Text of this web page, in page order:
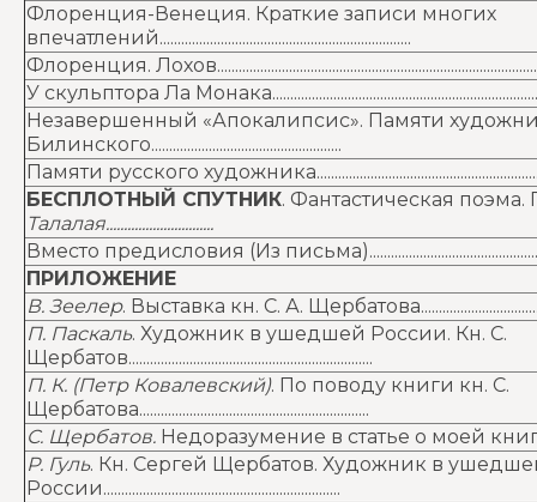
Флоренция-Венеция. Краткие записи многих
впечатлений......................................................................
Флоренция.
У скульптора Ла
Незавершенный «Апокалипсис». Памяти
Билинского.....................................................
Памяти русского
БЕСПЛОТНЫЙ СПУТНИК. Фантастическая
Талалая..............................
Вместо предисловия (Из
ПРИЛОЖЕНИЕ
В. Зеелер. Выставка кн. С. А.
П. Паскаль. Художник в ушедшей России. Кн. С.
Щербатов....................................................................
П. К. (Петр Ковалевский). По поводу книги кн. С.
Щербатова................................................................
С. Щербатов. Недоразумение в статье о моей
Р. Гуль. Кн. Сергей Щербатов. Художник в
России..................................................................